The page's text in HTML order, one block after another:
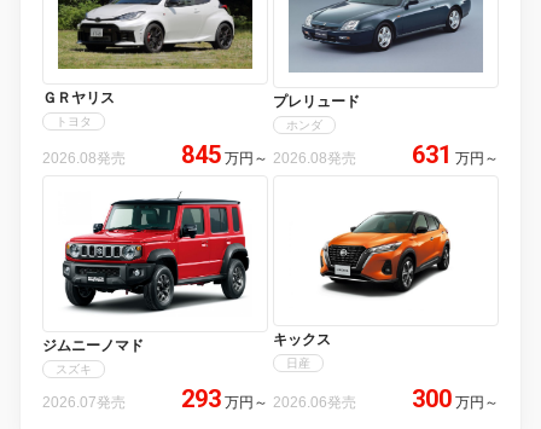
ＧＲヤリス
トヨタ
2026.08発売 845 万円 ～
プレリュード
ホンダ
2026.08発売 631 万円 ～
ジムニーノマド
スズキ
2026.07発売 293 万円 ～
キックス
日産
2026.06発売 300 万円 ～